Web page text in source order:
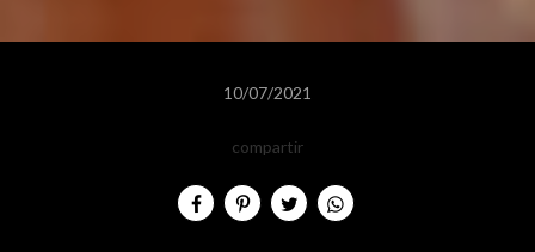
10/07/2021
compartir